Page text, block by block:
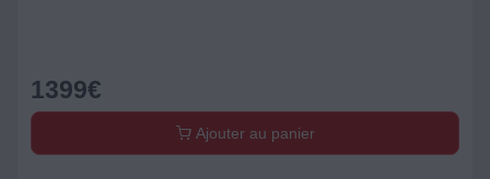
1399€
Ajouter au panier